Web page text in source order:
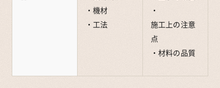
・機材
・工法
・
施工上の注意
点
・材料の品質